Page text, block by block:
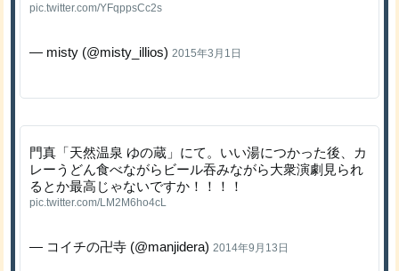
pic.twitter.com/YFqppsCc2s
— misty (@misty_illios) 2015年3月1日
門真「天然温泉 ゆの蔵」にて。いい湯につかった後、カ
レーうどん食べながらビール吞みながら大衆演劇見られ
るとか最高じゃないですか！！！！
pic.twitter.com/LM2M6ho4cL
— コイチの卍寺 (@manjidera) 2014年9月13日